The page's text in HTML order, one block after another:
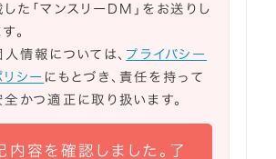
した「マンスリーDM」をお送りし
。
人情報については、 プライバシー
リシー にもとづき、責任を持って
全かつ適正に取り扱います。
内容を確認しました。了